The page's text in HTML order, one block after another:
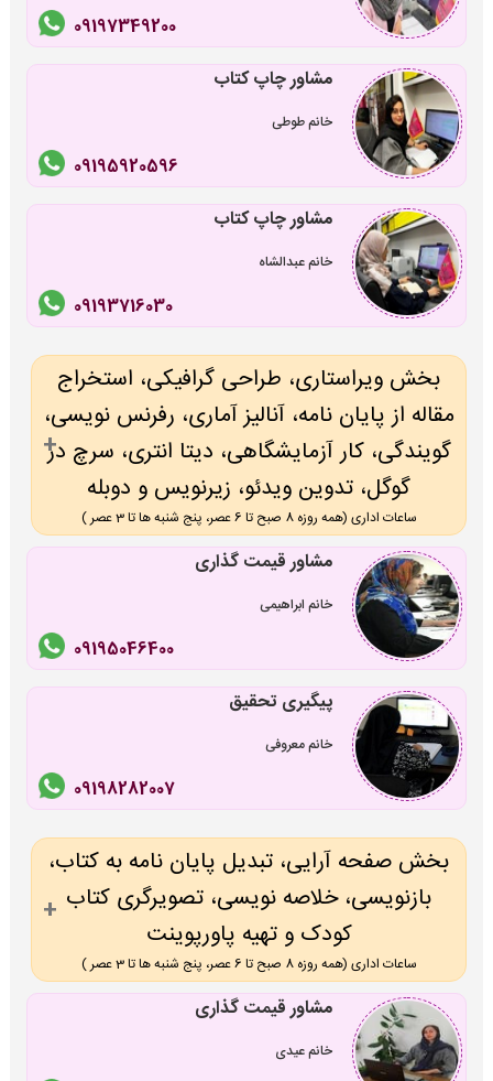
09197349200
مشاور چاپ کتاب
خانم طوطی
09195920596
مشاور چاپ کتاب
خانم عبدالشاه
09193716030
بخش ویراستاری، طراحی گرافیکی، استخراج
مقاله از پایان نامه، آنالیز آماری، رفرنس نویسی،
گویندگی، کار آزمایشگاهی، دیتا انتری، سرچ در
گوگل، تدوین ویدئو، زیرنویس و دوبله
ساعات اداری (همه روزه 8 صبح تا 6 عصر، پنج شنبه ها تا 3 عصر )
مشاور قیمت گذاری
خانم ابراهیمی
09195046400
پیگیری تحقیق
خانم معروفی
09198282007
بخش صفحه آرایی، تبدیل پایان نامه به کتاب،
بازنویسی، خلاصه نویسی، تصویرگری کتاب
کودک و تهیه پاورپوینت
ساعات اداری (همه روزه 8 صبح تا 6 عصر، پنج شنبه ها تا 3 عصر )
مشاور قیمت گذاری
خانم عیدی